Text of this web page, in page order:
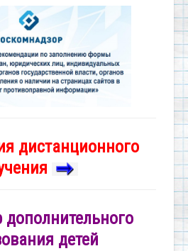
дистанционного
дополнительного
детей